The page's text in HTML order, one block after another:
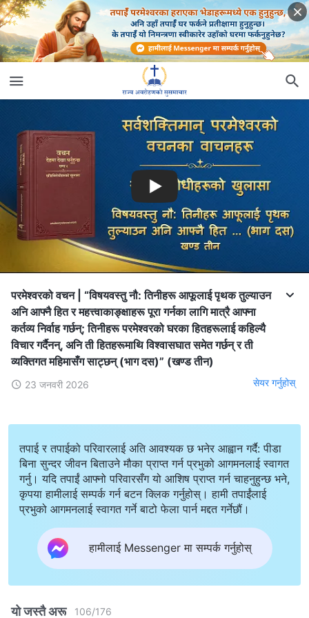
परमेश्‍वरको वचन | “विषयवस्तु नौ: तिनीहरू आफूलाई पृथक तुल्याउन
अनि आफ्‍नै हित र महत्त्वाकाङ्क्षाहरू पूरा गर्नका लागि मात्रै आफ्‍ना
कर्तव्य निर्वाह गर्छन्; तिनीहरू परमेश्‍वरको घरका हितहरूलाई कहिल्यै
विचार गर्दैनन्, अनि ती हितहरूमाथि विश्‍वासघात समेत गर्छन् र ती
व्यक्तिगत महिमासँग साट्छन् (भाग दस)” (खण्ड तीन)
23 जनवरी 2026 सेयर गर्नुहोस्
तपाई र तपाईको परिवारलाई अति आवश्यक छ भनेर आह्वान गर्दै: पीडा
बिना सुन्दर जीवन बिताउने मौका प्राप्त गर्न प्रभुको आगमनलाई स्वागत
गर्नु। यदि तपाईं आफ्नो परिवारसँग यो आशिष प्राप्त गर्न चाहनुहुन्छ भने,
कृपया हामीलाई सम्पर्क गर्न बटन क्लिक गर्नुहोस्। हामी तपाईंलाई
प्रभुको आगमनलाई स्वागत गर्ने बाटो फेला पार्न मद्दत गर्नेछौं।
हामीलाई Messenger मा सम्पर्क गर्नुहोस्
यो जस्तै अरू 106/176